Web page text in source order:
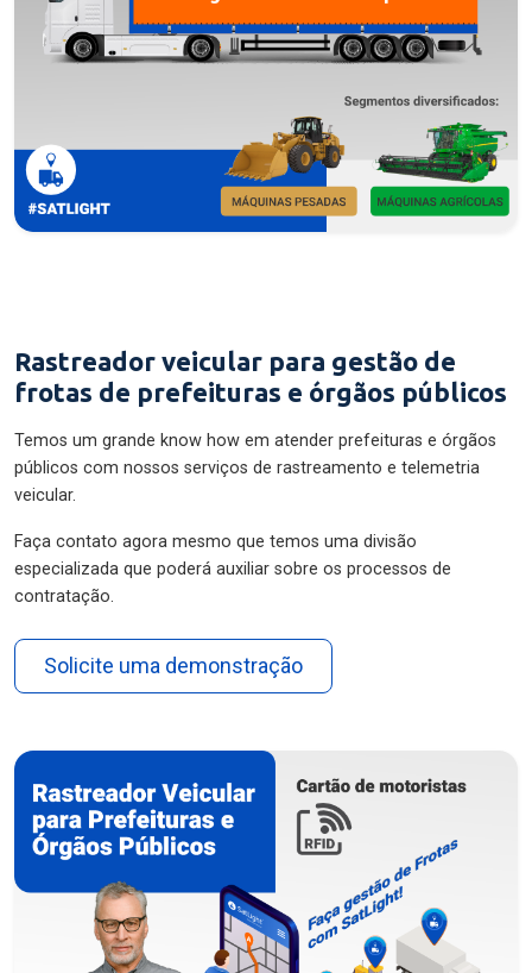
Rastreador veicular para gestão de
frotas de prefeituras e órgãos públicos
Temos um grande know how em atender prefeituras e órgãos
públicos com nossos serviços de rastreamento e telemetria
veicular.
Faça contato agora mesmo que temos uma divisão
especializada que poderá auxiliar sobre os processos de
contratação.
Solicite uma demonstração